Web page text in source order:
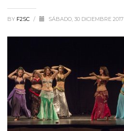
BY F2SC / SÁBADO, 30 DICIEMBRE 2017